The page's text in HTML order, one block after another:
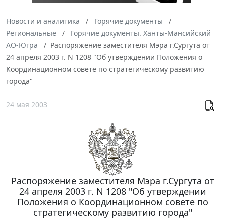
Новости и аналитика
Горячие документы
Региональные
Горячие документы. Ханты-Мансийский
АО-Югра
Распоряжение заместителя Мэра г.Сургута от
24 апреля 2003 г. N 1208 "Об утверждении Положения о
Координационном совете по стратегическому развитию
города"
24 мая 2003
Распоряжение заместителя Мэра г.Сургута от
24 апреля 2003 г. N 1208 "Об утверждении
Положения о Координационном совете по
стратегическому развитию города"